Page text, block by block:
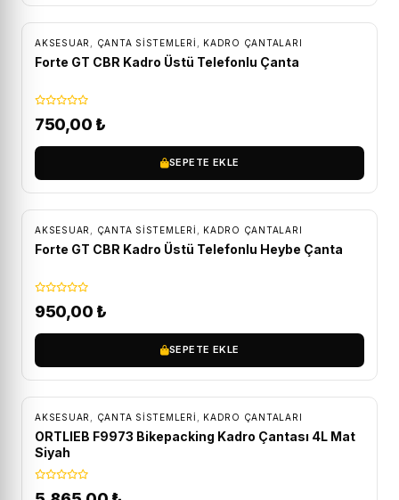
AKSESUAR ÇANTA SISTEMLERI KADRO ÇANTALARI
Forte GT CBR Kadro Üstü Telefonlu Çanta
750,00 ₺
SEPETE EKLE
AKSESUAR ÇANTA SISTEMLERI KADRO ÇANTALARI
Forte GT CBR Kadro Üstü Telefonlu Heybe Çanta
950,00 ₺
SEPETE EKLE
AKSESUAR ÇANTA SISTEMLERI KADRO ÇANTALARI
ORTLIEB F9973 Bikepacking Kadro Çantası 4L Mat
Siyah